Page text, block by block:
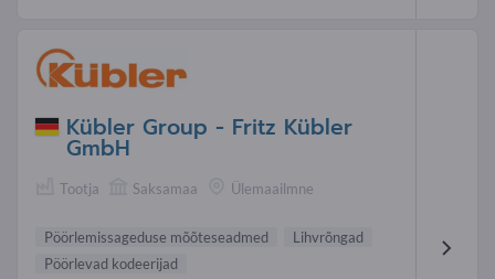
Kübler Group - Fritz Kübler
GmbH
Tootja Saksamaa Ülemaailmne
Pöörlemissageduse mõõteseadmed
Lihvrõngad
Pöörlevad kodeerijad